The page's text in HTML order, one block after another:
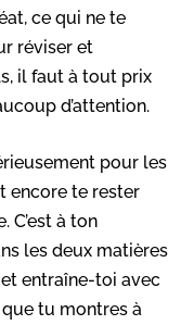
ce qui ne te
réviser et
il faut à tout prix
d’attention.
pour les
encore te rester
C’est à ton
les deux matières
entraîne-toi avec
tu montres à